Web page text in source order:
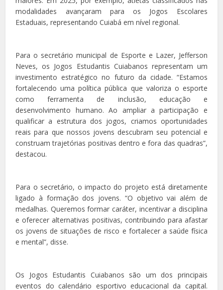
modalidades avançaram para os Jogos Escolares
Estaduais, representando Cuiabá em nível regional.
Para o secretário municipal de Esporte e Lazer, Jefferson
Neves, os Jogos Estudantis Cuiabanos representam um
investimento estratégico no futuro da cidade. “Estamos
fortalecendo uma política pública que valoriza o esporte
como ferramenta de inclusão, educação e
desenvolvimento humano. Ao ampliar a participação e
qualificar a estrutura dos jogos, criamos oportunidades
reais para que nossos jovens descubram seu potencial e
construam trajetórias positivas dentro e fora das quadras”,
destacou.
Para o secretário, o impacto do projeto está diretamente
ligado à formação dos jovens. “O objetivo vai além de
medalhas. Queremos formar caráter, incentivar a disciplina
e oferecer alternativas positivas, contribuindo para afastar
os jovens de situações de risco e fortalecer a saúde física
e mental”, disse.
Os Jogos Estudantis Cuiabanos são um dos principais
eventos do calendário esportivo educacional da capital.